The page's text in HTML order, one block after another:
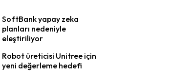
SoftBank yapay zeka
planları nedeniyle
eleştiriliyor
Robot üreticisi Unitree için
yeni değerleme hedefi